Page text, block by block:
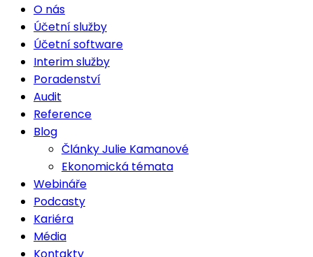
O nás
Účetní služby
Účetní software
Interim služby
Poradenství
Audit
Reference
Blog
Články Julie Kamanové
Ekonomická témata
Webináře
Podcasty
Kariéra
Média
Kontakty